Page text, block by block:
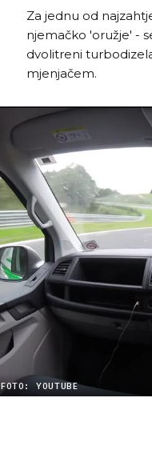
Za jednu od
njemačko 'oružje' -
dvolitreni
mjenjačem.
FOTO: YOUTUBE